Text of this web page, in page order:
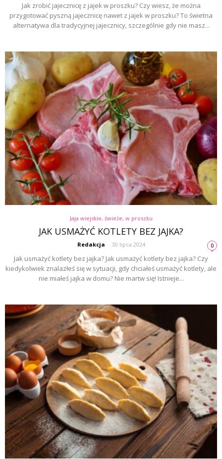
Jak zrobić jajecznicę z jajek w proszku? Czy wiesz, że można
przygotować pyszną jajecznicę nawet z jajek w proszku? To świetna
alternatywa dla tradycyjnej jajecznicy, szczególnie gdy nie masz...
Jaja wiejskie, świeże, w proszku
JAK USMAŻYĆ KOTLETY BEZ JAJKA?
Redakcja - 30 lipca 2024 0
Jak usmażyć kotlety bez jajka? Jak usmażyć kotlety bez jajka? Czy
kiedykolwiek znalazłeś się w sytuacji, gdy chciałeś usmażyć kotlety, ale
nie miałeś jajka w domu? Nie martw się! Istnieje...